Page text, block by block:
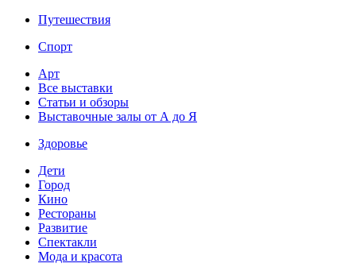
Путешествия
Спорт
Арт
Все выставки
Статьи и обзоры
Выставочные залы от А до Я
Здоровье
Дети
Город
Кино
Рестораны
Развитие
Спектакли
Мода и красота